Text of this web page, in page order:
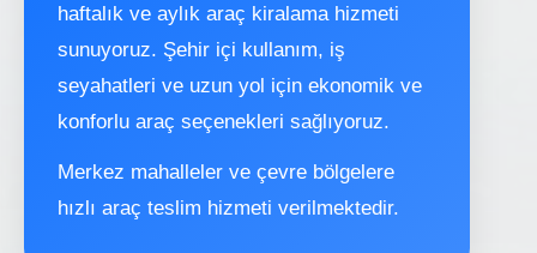
haftalık ve aylık araç kiralama hizmeti
sunuyoruz. Şehir içi kullanım, iş
seyahatleri ve uzun yol için ekonomik ve
konforlu araç seçenekleri sağlıyoruz.
Merkez mahalleler ve çevre bölgelere
hızlı araç teslim hizmeti verilmektedir.